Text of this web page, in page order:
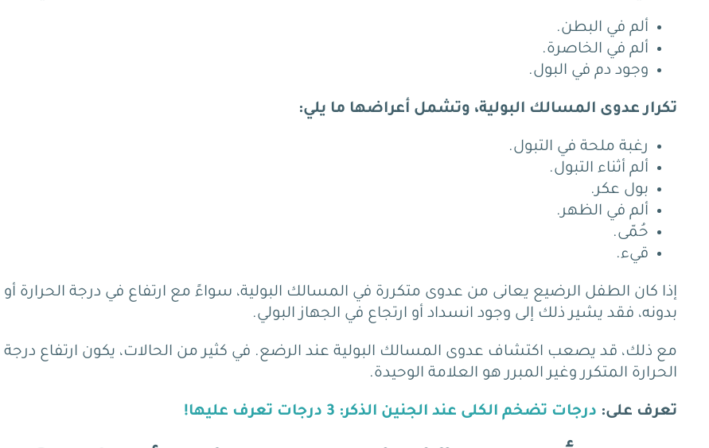
ألم في البطن.
ألم في الخاصرة.
وجود دم في البول.
تكرار عدوى المسالك البولية، وتشمل أعراضها ما يلي:
رغبة ملحة في التبول.
ألم أثناء التبول.
بول عكر.
ألم في الظهر.
حُمّى.
قيء.
إذا كان الطفل الرضيع يعانى من عدوى متكررة في المسالك البولية، سواءً مع ارتفاع في درجة الحرارة أو
بدونه، فقد يشير ذلك إلى وجود انسداد أو ارتجاع في الجهاز البولي.
مع ذلك، قد يصعب اكتشاف عدوى المسالك البولية عند الرضع. في كثير من الحالات، يكون ارتفاع درجة
الحرارة المتكرر وغير المبرر هو العلامة الوحيدة.
تعرف على: درجات تضخم الكلى عند الجنين الذكر: 3 درجات تعرف عليها!